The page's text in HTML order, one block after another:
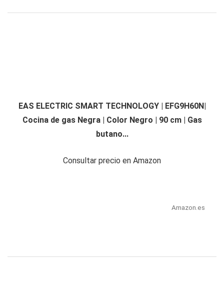
EAS ELECTRIC SMART TECHNOLOGY | EFG9H60N|
Cocina de gas Negra | Color Negro | 90 cm | Gas
butano...
Consultar precio en Amazon
Amazon.es